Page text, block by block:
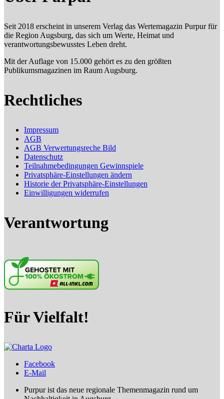
Seit 2018 erscheint in unserem Verlag das Wertemagazin Purpur für
die Region Augsburg, das sich um Werte, Heimat und
verantwortungsbewusstes Leben dreht.
Mit der Auflage von 15.000 gehört es zu den größten
Publikumsmagazinen im Raum Augsburg.
Rechtliches
Impressum
AGB
AGB Verwertungsreche Bild
Datenschutz
Teilnahmebedingungen Gewinnspiele
Privatsphäre-Einstellungen ändern
Historie der Privatsphäre-Einstellungen
Einwilligungen widerrufen
Verantwortung
Für Vielfalt!
Facebook
E-Mail
Purpur ist das neue regionale Themenmagazin rund um